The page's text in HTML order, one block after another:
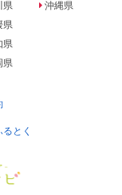
県
県
県
県
沖縄県
るとく